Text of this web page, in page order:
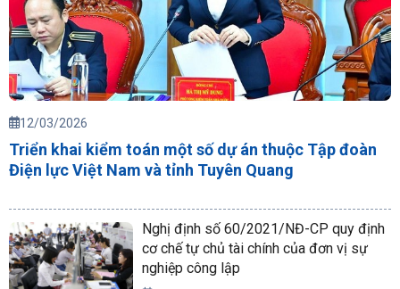
12/03/2026
Triển khai kiểm toán một số dự án thuộc Tập đoàn
Điện lực Việt Nam và tỉnh Tuyên Quang
Nghị định số 60/2021/NĐ-CP quy định
cơ chế tự chủ tài chính của đơn vị sự
nghiệp công lập